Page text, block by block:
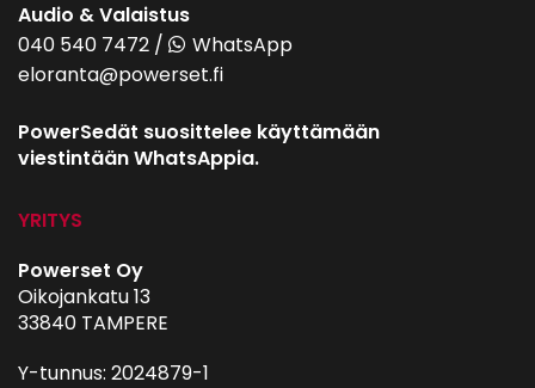
Audio & Valaistus
040 540 7472 /
WhatsApp
eloranta@powerset.fi
PowerSedät suosittelee käyttämään
viestintään WhatsAppia.
YRITYS
Powerset Oy
Oikojankatu 13
33840 TAMPERE
Y-tunnus: 2024879-1